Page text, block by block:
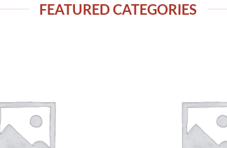
FEATURED CATEGORIES